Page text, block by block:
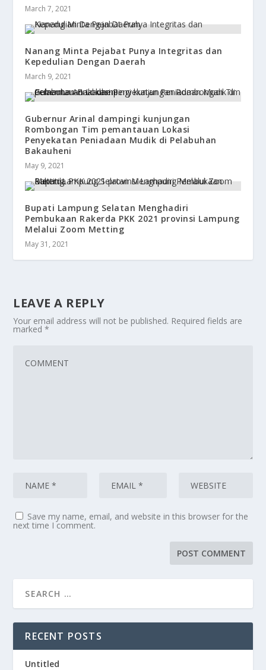
March 7, 2021
Nanang Minta Pejabat Punya Integritas dan
Kepedulian Dengan Daerah
March 9, 2021
Gubernur Arinal dampingi kunjungan
Rombongan Tim pemantauan Lokasi
Penyekatan Peniadaan Mudik di Pelabuhan
Bakauheni
May 9, 2021
Bupati Lampung Selatan Menghadiri
Pembukaan Rakerda PKK 2021 provinsi Lampung
Melalui Zoom Metting
May 31, 2021
LEAVE A REPLY
Your email address will not be published. Required fields are
marked*
Save my name, email, and website in this browser for the
next time I comment.
RECENT POSTS
Untitled